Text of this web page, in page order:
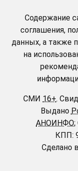
Содержание
соглашения,
данных, а также
на
СМИ 16+.
Выдано
АНОИНФО;
КПП:
Сделано в